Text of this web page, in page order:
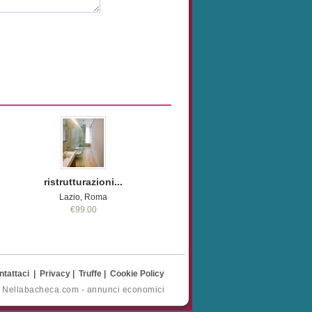
ristrutturazioni...
Lazio, Roma
€99.00
Privacy Truffe
Cookie Policy
- annunci economici